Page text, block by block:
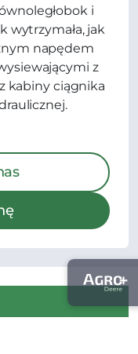
i
wytrzymała, jak
napędem
z
z kabiny ciągnika